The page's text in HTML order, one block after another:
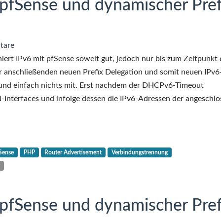
und dynamischer
IPv6 mit pfSense soweit gut, jedoch nur bis zum Zeitpunkt
neuen Prefix Delegation und somit neuen
einfach nichts mit. Erst nachdem der DHCPv6-Timeout
und infolge dessen die IPv6-Adressen der
PHP Router Advertisement Verbindungstrennung
und dynamischer